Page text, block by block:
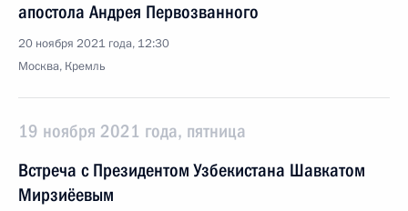
апостола Андрея Первозванного
20 ноября 2021 года, 12:30
Москва, Кремль
19 ноября 2021 года, пятница
Встреча с Президентом Узбекистана Шавкатом
Мирзиёевым